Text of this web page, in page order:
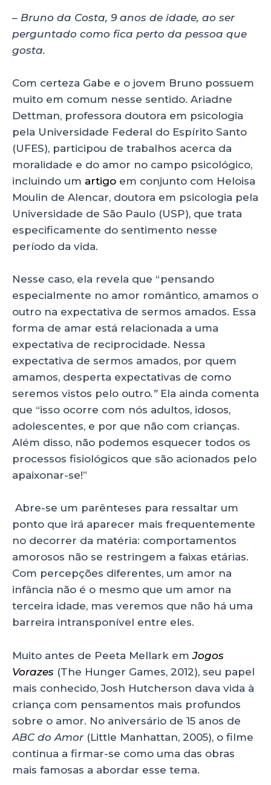
– Bruno da Costa, 9 anos de idade, ao ser
perguntado como fica perto da pessoa que
gosta.
Com certeza Gabe e o jovem Bruno possuem
muito em comum nesse sentido. Ariadne
Dettman, professora doutora em psicologia
pela Universidade Federal do Espírito Santo
(UFES), participou de trabalhos acerca da
moralidade e do amor no campo psicológico,
incluindo um artigo em conjunto com Heloisa
Moulin de Alencar, doutora em psicologia pela
Universidade de São Paulo (USP), que trata
especificamente do sentimento nesse
período da vida.
Nesse caso, ela revela que “pensando
especialmente no amor romântico, amamos o
outro na expectativa de sermos amados. Essa
forma de amar está relacionada a uma
expectativa de reciprocidade. Nessa
expectativa de sermos amados, por quem
amamos, desperta expectativas de como
seremos vistos pelo outro.” Ela ainda comenta
que “isso ocorre com nós adultos, idosos,
adolescentes, e por que não com crianças.
Além disso, não podemos esquecer todos os
processos fisiológicos que são acionados pelo
apaixonar-se!”
Abre-se um parênteses para ressaltar um
ponto que irá aparecer mais frequentemente
no decorrer da matéria: comportamentos
amorosos não se restringem a faixas etárias.
Com percepções diferentes, um amor na
infância não é o mesmo que um amor na
terceira idade, mas veremos que não há uma
barreira intransponível entre eles.
Muito antes de Peeta Mellark emJogos
Vorazes (The Hunger Games, 2012), seu papel
mais conhecido, Josh Hutcherson dava vida à
criança com pensamentos mais profundos
sobre o amor. No aniversário de 15 anos de
ABC do Amor(Little Manhattan, 2005), o filme
continua a firmar-se como uma das obras
mais famosas a abordar esse tema.